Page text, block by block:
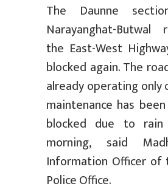
The Daunne
Narayanghat-Butwal
the East-West
blocked again. The
already operating only
maintenance has
blocked due to
morning, said
Information Officer
Police Office.